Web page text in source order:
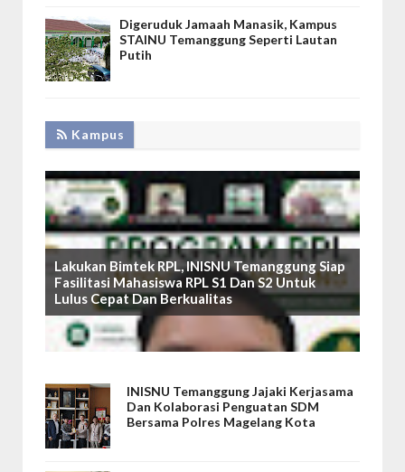
Digeruduk Jamaah Manasik, Kampus
STAINU Temanggung Seperti Lautan
Putih
Kampus
Lakukan Bimtek RPL, INISNU Temanggung Siap
Fasilitasi Mahasiswa RPL S1 Dan S2 Untuk
Lulus Cepat Dan Berkualitas
INISNU Temanggung Jajaki Kerjasama
Dan Kolaborasi Penguatan SDM
Bersama Polres Magelang Kota